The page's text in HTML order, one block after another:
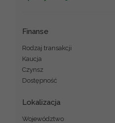
Finanse
Rodzaj transakcji
Kaucja
Czynsz
Dostępność
Lokalizacja
Województwo